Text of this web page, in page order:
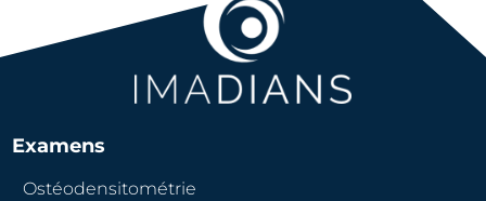
Examens
Ostéodensitométrie